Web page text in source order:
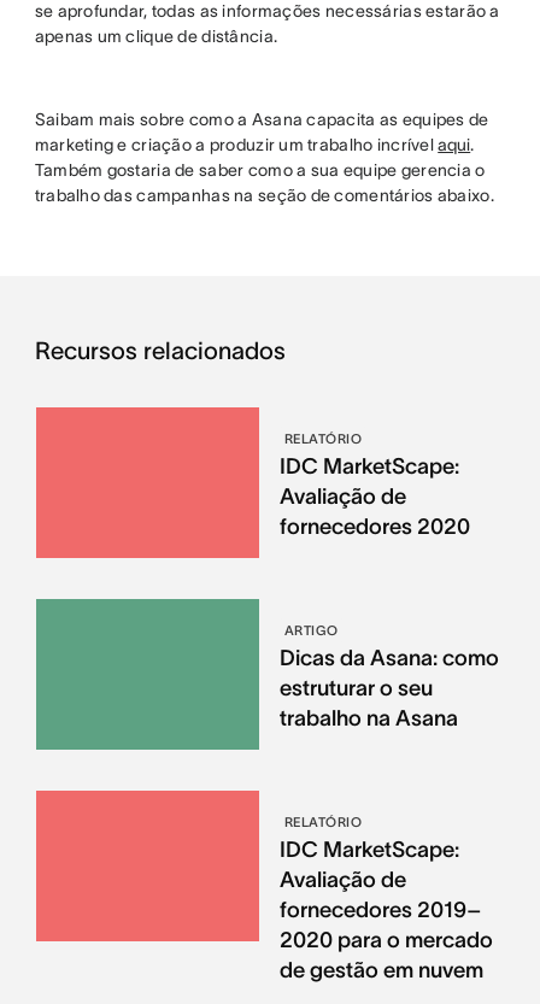
se aprofundar, todas as informações necessárias estarão a
apenas um clique de distância.
Saibam mais sobre como a Asana capacita as equipes de
marketing e criação a produzir um trabalho incrívelaqui.
Também gostaria de saber como a sua equipe gerencia o
trabalho das campanhas na seção de comentários abaixo.
Recursos relacionados
RELATÓRIO
IDC MarketScape:
Avaliação de
fornecedores 2020
ARTIGO
Dicas da Asana: como
estruturar o seu
trabalho na Asana
RELATÓRIO
IDC MarketScape:
Avaliação de
fornecedores 2019–
2020 para o mercado
de gestão em nuvem